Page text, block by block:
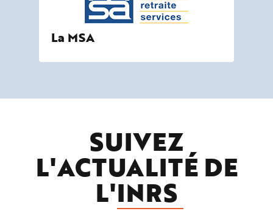
La MSA
SUIVEZ
L'ACTUALITÉ DE
L'INRS